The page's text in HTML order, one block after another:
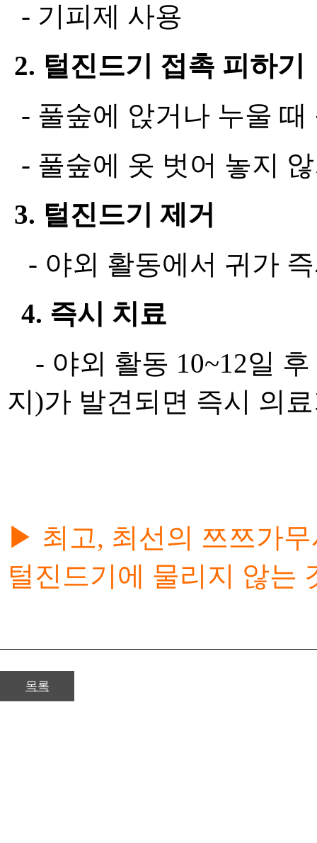
- 기피제 사용
2. 털진드기 접촉 피하기
- 풀숲에 앉거나 누울 때
- 풀숲에 옷 벗어 놓지
3. 털진드기 제거
- 야외 활동에서 귀가
4. 즉시 치료
- 야외 활동 10~12일
지)가 발견되면 즉시 의
▶ 최고, 최선의 쯔쯔가
털진드기에 물리지 않는
목록